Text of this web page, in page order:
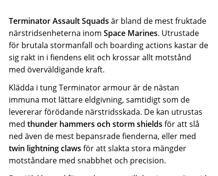
Terminator Assault Squads är bland de mest fruktade
närstridsenheterna inom Space Marines. Utrustade
för brutala stormanfall och boarding actions kastar de
sig rakt in i fiendens elit och krossar allt motstånd
med överväldigande kraft.
Klädda i tung Terminator armour är de nästan
immuna mot lättare eldgivning, samtidigt som de
levererar förödande närstridsskada. De kan utrustas
med thunder hammers och storm shields för att slå
ned även de mest bepansrade fienderna, eller med
twin lightning claws för att slakta stora mängder
motståndare med snabbhet och precision.